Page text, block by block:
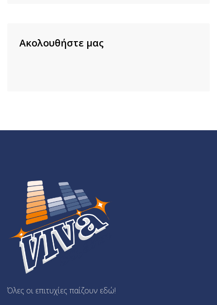
Ακολουθήστε μας
Όλες οι επιτυχίες παίζουν εδώ!